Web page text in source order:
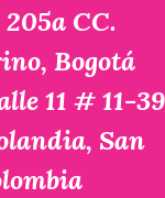
CC.
Bogotá
11 # 11-39
San